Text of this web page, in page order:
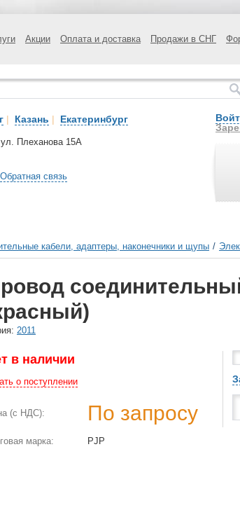
Акции Оплата и доставка Продажи в СНГ
| Казань | Екатеринбург
ул. Плеханова 15А
Обратная связь
кабели, адаптеры, наконечники и щупы /
2011
в наличии
о поступлении
(с НДС): По запросу
марка: PJP